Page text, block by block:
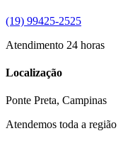
(19) 99425-2525
Atendimento 24 horas
Localização
Ponte Preta, Campinas
Atendemos toda a região